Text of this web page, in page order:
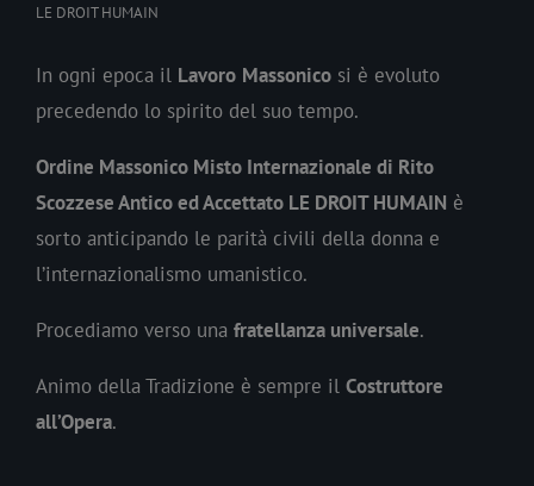
LE DROIT HUMAIN
In ogni epoca il Lavoro Massonico si è evoluto
precedendo lo spirito del suo tempo.
Ordine Massonico Misto Internazionale di Rito
Scozzese Antico ed Accettato LE DROIT HUMAIN è
sorto anticipando le parità civili della donna e
l’internazionalismo umanistico.
Procediamo verso una fratellanza universale.
Animo della Tradizione è sempre il Costruttore
all’Opera.